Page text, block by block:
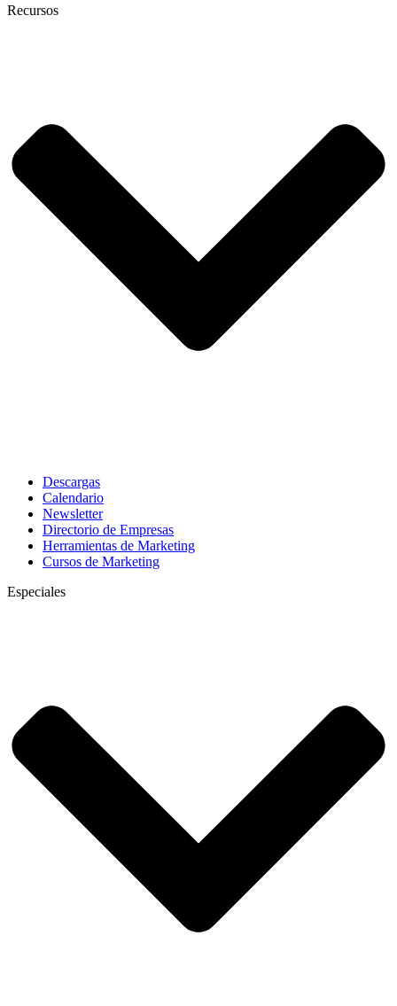
Recursos
Descargas
Calendario
Newsletter
Directorio de Empresas
Herramientas de Marketing
Cursos de Marketing
Especiales